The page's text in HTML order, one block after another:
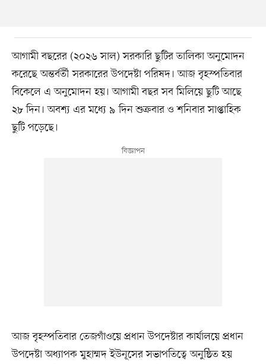
আগামী বছরের (২০২৬ সাল) সরকারি ছুটির তালিকা অনুমোদন
করেছে অন্তর্বর্তী সরকারের উপদেষ্টা পরিষদ। আজ বৃহস্পতিবার
বিকেলে এ অনুমোদন হয়। আগামী বছর সব মিলিয়ে ছুটি আছে
২৮ দিন। অবশ্য এর মধ্যে ৯ দিন শুক্রবার ও শনিবার সাপ্তাহিক
ছুটি পড়েছে।
আজ বৃহস্পতিবার তেজগাঁওয়ে প্রধান উপদেষ্টার কার্যালয়ে প্রধান
উপদেষ্টা অধ্যাপক মুহাম্মদ ইউনূসের সভাপতিত্বে অনুষ্ঠিত হয়